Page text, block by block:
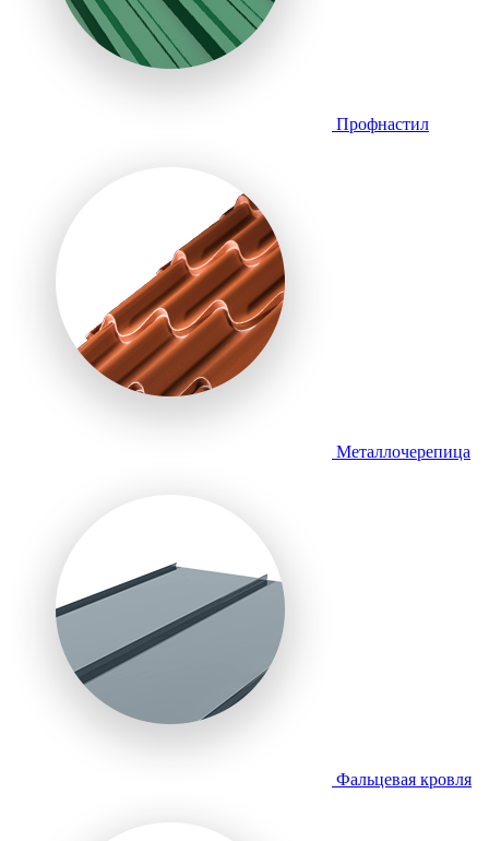
Профнастил
Металлочерепица
Фальцевая кровля